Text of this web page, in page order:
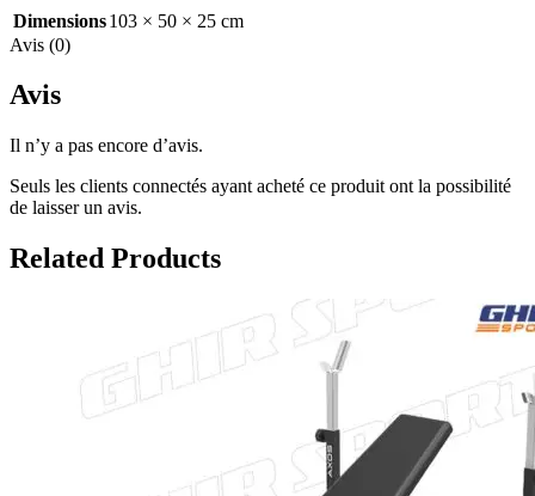
Dimensions103 × 50 × 25 cm
Avis (0)
Avis
Il n’y a pas encore d’avis.
Seuls les clients connectés ayant acheté ce produit ont la possibilité
de laisser un avis.
Related Products